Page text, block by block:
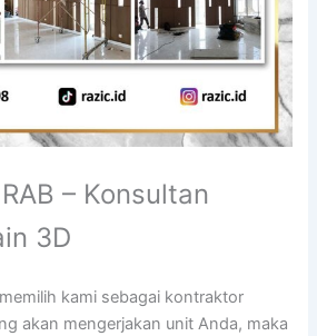
– Konsultan
3D
kami sebagai kontraktor
akan mengerjakan unit Anda, maka